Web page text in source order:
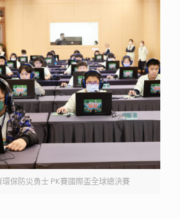
保防災勇士 PK賽國際盃全球總決賽